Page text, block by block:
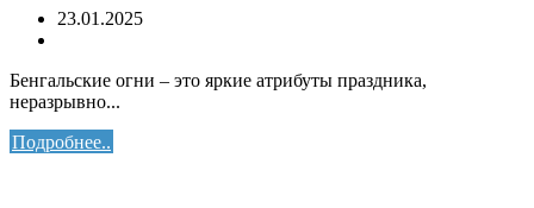
23.01.2025
Бенгальские огни – это яркие атрибуты праздника,
неразрывно...
Подробнее..